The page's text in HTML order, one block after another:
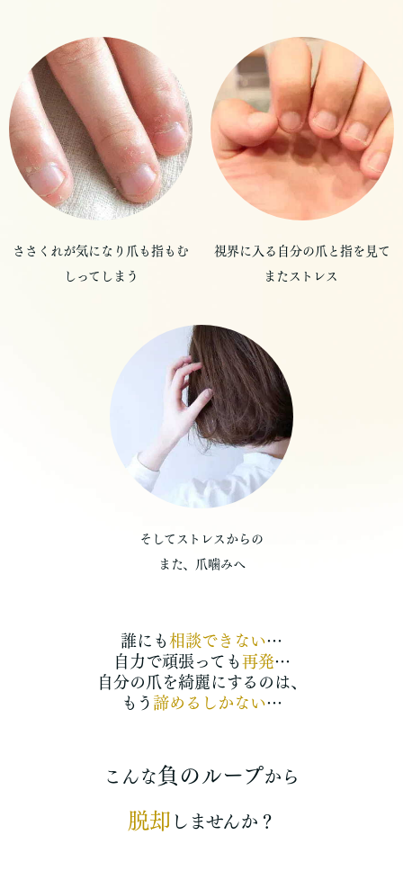
ささくれが気になり爪も指もむ
しってしまう
視界に入る自分の爪と指を見て
またストレス
そしてストレスからの
また、爪噛みへ
誰にも 相談できない…
自力で頑張っても 再発…
自分の爪を綺麗にするのは、
もう 諦めるしかない…
こんな負のループから
脱却 しませんか？